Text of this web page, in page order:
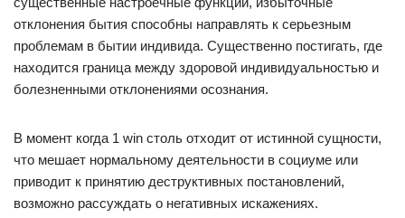
отклонения бытия способны направлять к серьезным
проблемам в бытии индивида. Существенно постигать, где
находится граница между здоровой индивидуальностью и
болезненными отклонениями осознания.
В момент когда 1 win столь отходит от истинной сущности,
что мешает нормальному деятельности в социуме или
приводит к принятию деструктивных постановлений,
возможно рассуждать о негативных искажениях.